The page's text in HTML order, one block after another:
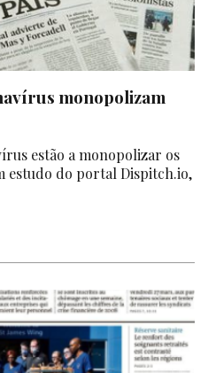
monopolizam
estão a monopolizar os
estudo do portal Dispitch.io,